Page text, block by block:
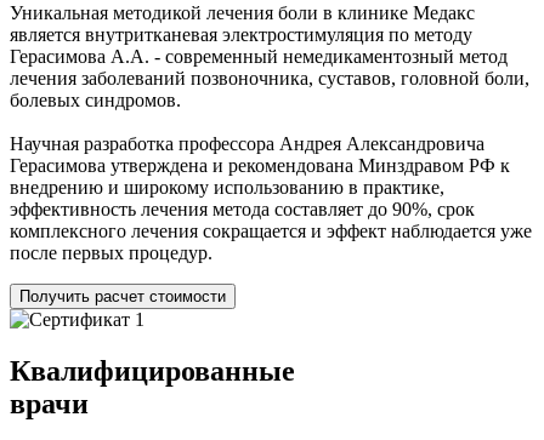
Уникальная методикой лечения боли в клинике Медакс
является внутритканевая электростимуляция по методу
Герасимова А.А. - современный немедикаментозный метод
лечения заболеваний позвоночника, суставов, головной боли,
болевых синдромов.
Научная разработка профессора Андрея Александровича
Герасимова утверждена и рекомендована Минздравом РФ к
внедрению и широкому использованию в практике,
эффективность лечения метода составляет до 90%, срок
комплексного лечения сокращается и эффект наблюдается уже
после первых процедур.
Получить расчет стоимости
Квалифицированные
врачи